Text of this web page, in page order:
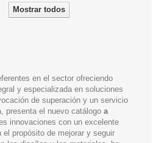
Mostrar todos
en el sector ofreciendo
y especializada en soluciones
de superación y un servicio
presenta el nuevo catálogo a
innovaciones con un excelente
propósito de mejorar y seguir